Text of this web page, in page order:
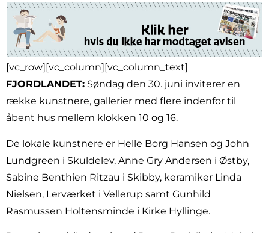
[vc_row][vc_column][vc_column_text]
FJORDLANDET: Søndag den 30. juni inviterer en
række kunstnere, gallerier med flere indenfor til
åbent hus mellem klokken 10 og 16.
De lokale kunstnere er Helle Borg Hansen og John
Lundgreen i Skuldelev, Anne Gry Andersen i Østby,
Sabine Benthien Ritzau i Skibby, keramiker Linda
Nielsen, Lerværket i Vellerup samt Gunhild
Rasmussen Holtensminde i Kirke Hyllinge.